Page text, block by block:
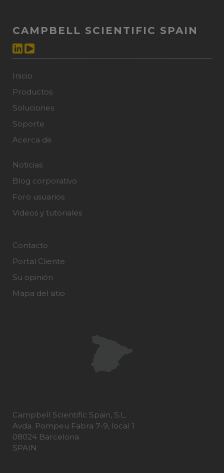
CAMPBELL SCIENTIFIC SPAIN
Inicio
Productos
Soluciones
Soporte
Acerca de
Noticias
Blog corporativo
Foro usuarios
Videos y tutoriales
Contacto
Portal Cliente
Su opinión
Mapa del sitio
Campbell Scientific Spain, S.L.
Avda. Pompeu Fabra 7-9, local 1
08024 Barcelona
SPAIN